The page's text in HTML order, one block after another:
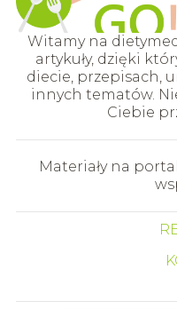
Witamy na
artykuły, dzięki
diecie, przepisach,
innych tematów.
Ciebie
Materiały na